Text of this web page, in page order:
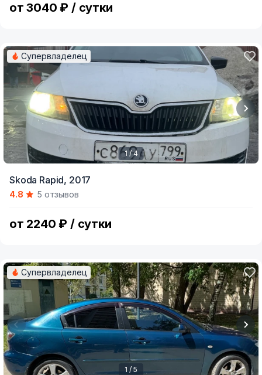
от 3040 ₽ / сутки
of
Супервладелец
1 / 4
Skoda Rapid, 2017
4.8 5 отзывов
от 2240 ₽ / сутки
Супервладелец
1 / 5